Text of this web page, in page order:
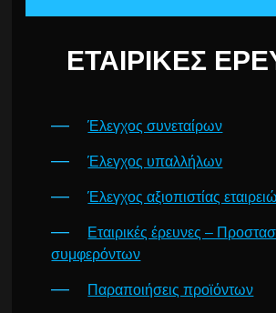
ΕΤΑΙΡΙΚΈΣ
Έλεγχος συνεταίρων
Έλεγχος υπαλλήλων
Έλεγχος αξιοπιστίας
Εταιρικές έρευνες –
συμφερόντων
Παραποιήσεις προϊόντων